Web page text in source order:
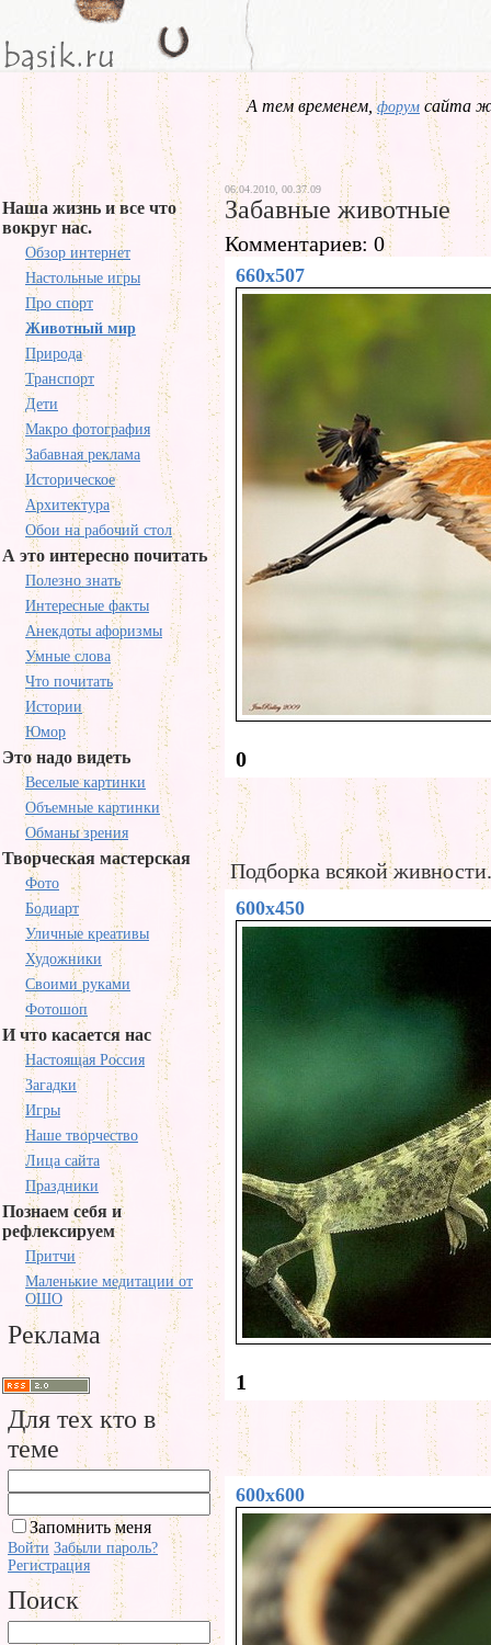
А тем временем,форум сайта
Наша жизнь и все что
вокруг нас.
Обзор интернет
Настольные игры
Про спорт
Животный мир
Природа
Транспорт
Дети
Макро фотография
Забавная реклама
Историческое
Архитектура
Обои на рабочий стол
А это интересно почитать
Полезно знать
Интересные факты
Анекдоты афоризмы
Умные слова
Что почитать
Истории
Юмор
Это надо видеть
Веселые картинки
Объемные картинки
Обманы зрения
Творческая мастерская
Фото
Бодиарт
Уличные креативы
Художники
Своими руками
Фотошоп
И что касается нас
Настоящая Россия
Загадки
Игры
Наше творчество
Лица сайта
Праздники
Познаем себя и
рефлексируем
Притчи
Маленькие медитации от
ОШО
Реклама
Для тех кто в
теме
Запомнить меня
Войти Забыли пароль?
Регистрация
Поиск
06.04.2010, 00.37.09
Забавные животные
Комментариев: 0
660x507
0
Подборка всякой живности.
600x450
1
600x600